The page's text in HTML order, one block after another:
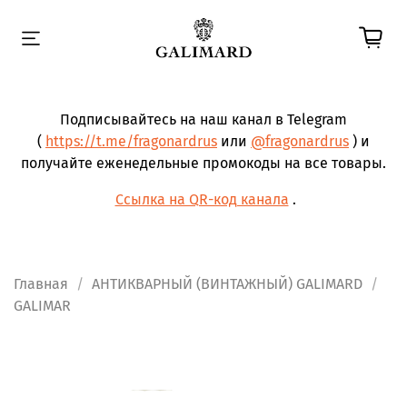
Подписывайтесь на наш канал в Telegram
( https://t.me/fragonardrus или @fragonardrus ) и
получайте еженедельные промокоды на все товары.
Ссылка на QR-код канала .
Главная
АНТИКВАРНЫЙ (ВИНТАЖНЫЙ) GALIMARD
GALIMAR